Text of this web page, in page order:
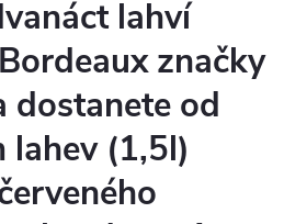
lahví
značky
dostanete od
lahev (1,5l)